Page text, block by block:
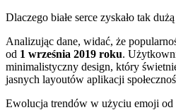
Dlaczego białe serce zyskało tak
Analizując dane, widać, że
od 1 września 2019 roku.
minimalistyczny design, który
jasnych layoutów aplikacji
Ewolucja trendów w użyciu emoji od